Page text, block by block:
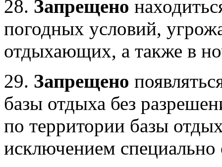
28. Запрещено
погодных условий,
отдыхающих, а также в
29. Запрещено
базы отдыха без
по территории базы
исключением